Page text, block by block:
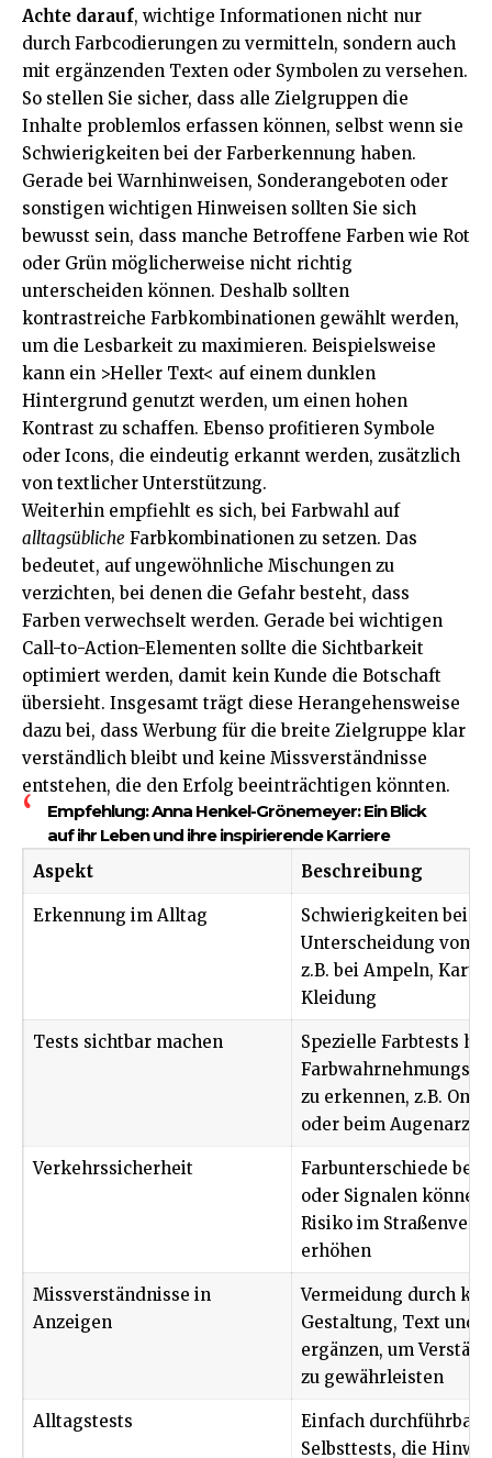
Achte darauf, wichtige Informationen nicht nur
durch Farbcodierungen zu vermitteln, sondern auch
mit ergänzenden Texten oder Symbolen zu versehen.
So stellen Sie sicher, dass alle Zielgruppen die
Inhalte problemlos erfassen können, selbst wenn sie
Schwierigkeiten bei der Farberkennung haben.
Gerade bei Warnhinweisen, Sonderangeboten oder
sonstigen wichtigen Hinweisen sollten Sie sich
bewusst sein, dass manche Betroffene Farben wie Rot
oder Grün möglicherweise nicht richtig
unterscheiden können. Deshalb sollten
kontrastreiche Farbkombinationen gewählt werden,
um die Lesbarkeit zu maximieren. Beispielsweise
kann ein >Heller Text< auf einem dunklen
Hintergrund genutzt werden, um einen hohen
Kontrast zu schaffen. Ebenso profitieren Symbole
oder Icons, die eindeutig erkannt werden, zusätzlich
von textlicher Unterstützung.
Weiterhin empfiehlt es sich, bei Farbwahl auf
alltagsübliche Farbkombinationen zu setzen. Das
bedeutet, auf ungewöhnliche Mischungen zu
verzichten, bei denen die Gefahr besteht, dass
Farben verwechselt werden. Gerade bei wichtigen
Call-to-Action-Elementen sollte die Sichtbarkeit
optimiert werden, damit kein Kunde die Botschaft
übersieht. Insgesamt trägt diese Herangehensweise
dazu bei, dass Werbung für die breite Zielgruppe klar
verständlich bleibt und keine Missverständnisse
entstehen, die den Erfolg beeinträchtigen könnten.
Empfehlung:Anna Henkel-Grönemeyer: Ein Blick
auf ihr Leben und ihre inspirierende Karriere
Aspekt
Beschreibung
Erkennung im Alltag
Schwierigkeiten bei
Unterscheidung von
z.B. bei Ampeln,
Kleidung
Tests sichtbar machen
Spezielle Farbtests
zu erkennen, z.B.
oder beim Augenarzt
Verkehrssicherheit
Farbunterschiede bei
oder Signalen können
Risiko im
erhöhen
Missverständnisse in
Anzeigen
Vermeidung durch
Gestaltung, Text und
ergänzen, um
zu gewährleisten
Alltagstests
Einfach durchführbare
Selbsttests, die